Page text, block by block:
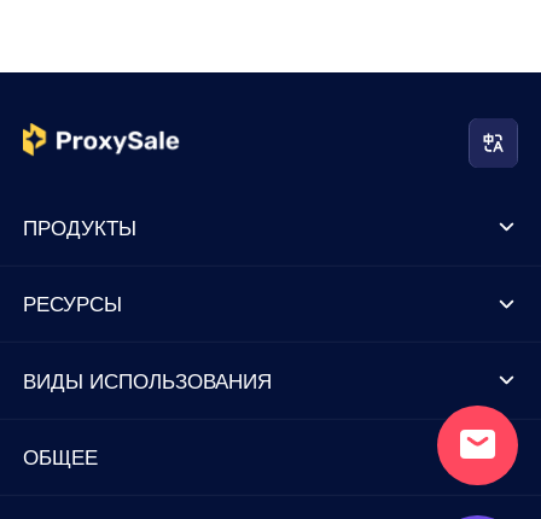
ПРОДУКТЫ
РЕСУРСЫ
ВИДЫ ИСПОЛЬЗОВАНИЯ
ОБЩЕЕ